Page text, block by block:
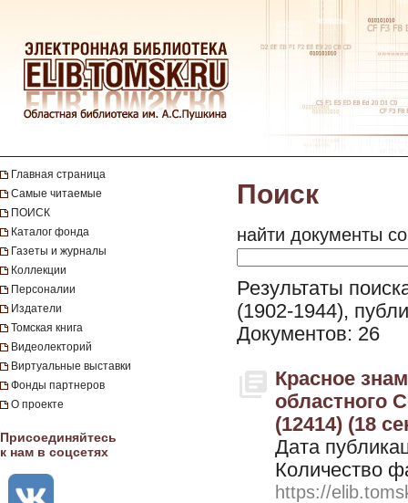
Главная страница
Самые читаемые
ПОИСК
Каталог фонда
Газеты и журналы
Коллекции
Персоналии
Издатели
Томская книга
Видеолекторий
Виртуальные выставки
Фонды партнеров
О проекте
Присоединяйтесь
к нам в соцсетях
Поиск
найти документы
Результаты
(1902-1944),
Документов: 26
Красное
областного
(12414) (18
Дата
Количество
https://